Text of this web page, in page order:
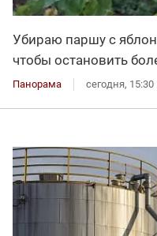
Убираю паршу с
чтобы остановить
Панорама сегодня, 15:30